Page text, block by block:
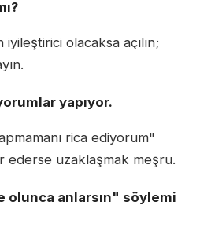
olacaksa açılın;
yapıyor.
rica ediyorum"
ederse uzaklaşmak meşru.
olunca anlarsın" söylemi